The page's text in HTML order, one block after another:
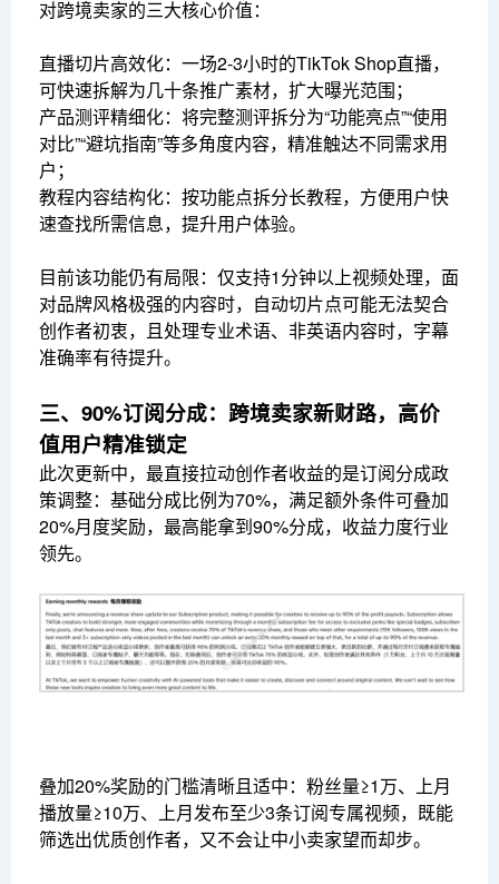
对跨境卖家的三大核心价值：
直播切片高效化：一场2-3小时的TikTok Shop直播，
可快速拆解为几十条推广素材，扩大曝光范围；
产品测评精细化：将完整测评拆分为“功能亮点”“使用
对比”“避坑指南”等多角度内容，精准触达不同需求用
户；
教程内容结构化：按功能点拆分长教程，方便用户快
速查找所需信息，提升用户体验。
目前该功能仍有局限：仅支持1分钟以上视频处理，面
对品牌风格极强的内容时，自动切片点可能无法契合
创作者初衷，且处理专业术语、非英语内容时，字幕
准确率有待提升。
三、90%订阅分成：跨境卖家新财路，高价
值用户精准锁定
此次更新中，最直接拉动创作者收益的是订阅分成政
策调整：基础分成比例为70%，满足额外条件可叠加
20%月度奖励，最高能拿到90%分成，收益力度行业
领先。
叠加20%奖励的门槛清晰且适中：粉丝量≥1万、上月
播放量≥10万、上月发布至少3条订阅专属视频，既能
筛选出优质创作者，又不会让中小卖家望而却步。